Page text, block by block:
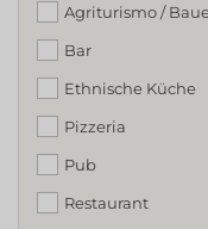
Agriturismo /
Bar
Ethnische Küche
Pizzeria
Pub
Restaurant